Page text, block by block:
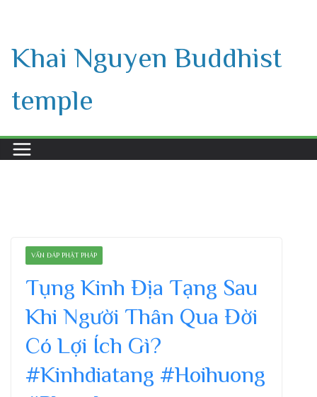
content
Khai Nguyen Buddhist
temple
VẤN ĐÁP PHẬT PHÁP
Tụng Kinh Địa Tạng Sau
Khi Người Thân Qua Đời
Có Lợi Ích Gì?
#Kinhdiatang #Hoihuong